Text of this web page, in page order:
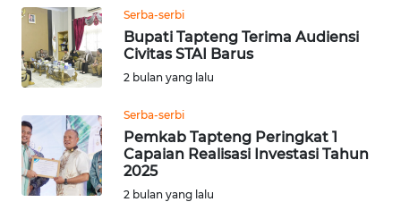
Serba-serbi
Bupati Tapteng Terima Audiensi
Civitas STAI Barus
2 bulan yang lalu
Serba-serbi
Pemkab Tapteng Peringkat 1
Capaian Realisasi Investasi Tahun
2025
2 bulan yang lalu
WN
BOROBUDUR
WN
WN
SURABAYA